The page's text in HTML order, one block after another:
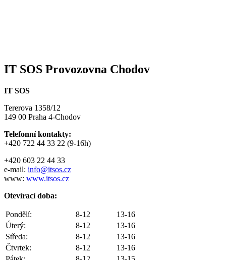
IT SOS Provozovna Chodov
IT SOS
Tererova 1358/12
149 00 Praha 4-Chodov
Telefonní kontakty:
+420 722 44 33 22 (9-16h)
+420 603 22 44 33
e-mail: info@itsos.cz
www: www.itsos.cz
Otevírací doba:
Pondělí: 8-12
13-16
Úterý:
8-12
13-16
Středa:
8-12
13-16
Čtvrtek:
8-12
13-16